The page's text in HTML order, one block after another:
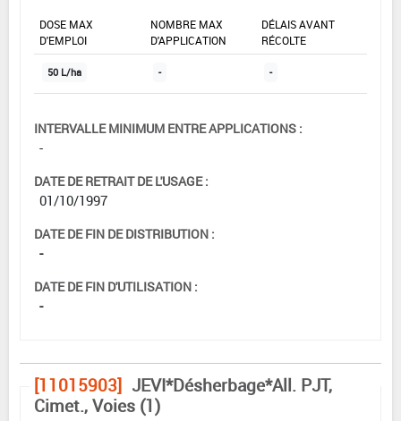
DOSE MAX
D'EMPLOI
NOMBRE MAX
D'APPLICATION
DÉLAIS AVANT
RÉCOLTE
50 L/ha - -
INTERVALLE MINIMUM ENTRE APPLICATIONS :
-
DATE DE RETRAIT DE L'USAGE :
01/10/1997
DATE DE FIN DE DISTRIBUTION :
-
DATE DE FIN D'UTILISATION :
-
[11015903] JEVI*Désherbage*All. PJT,
Cimet., Voies (1)